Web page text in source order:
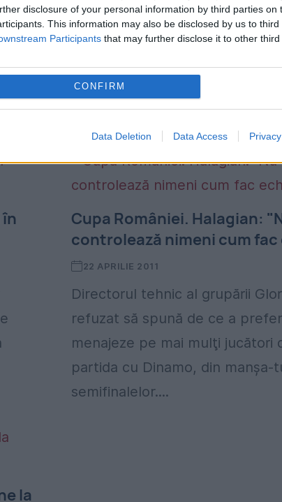
disclosure of your personal information by third parties on
This information may also be disclosed by us to
Participants that may further disclose it to other third
CONFIRM
Data Deletion Data Access
Dorian Marin...
Cupa României. Halagian:
controlează nimeni cum
22 APRILIE 2011
Directorul tehnic al grupării
refuzat să spună de ce a
menajeze pe mai mulţi jucători
partida cu Dinamo, din manşa-
semifinalelor....
la